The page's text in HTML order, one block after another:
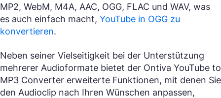
MP2, WebM, M4A, AAC, OGG, FLAC und WAV, was
es auch einfach macht, YouTube in OGG zu
konvertieren.
Neben seiner Vielseitigkeit bei der Unterstützung
mehrerer Audioformate bietet der Ontiva YouTube to
MP3 Converter erweiterte Funktionen, mit denen Sie
den Audioclip nach Ihren Wünschen anpassen,